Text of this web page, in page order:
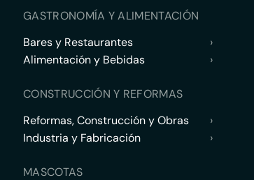
GASTRONOMÍA Y ALIMENTACIÓN
Bares y Restaurantes
›
Alimentación y Bebidas
›
CONSTRUCCIÓN Y REFORMAS
Reformas, Construcción y Obras
›
Industria y Fabricación
›
MASCOTAS